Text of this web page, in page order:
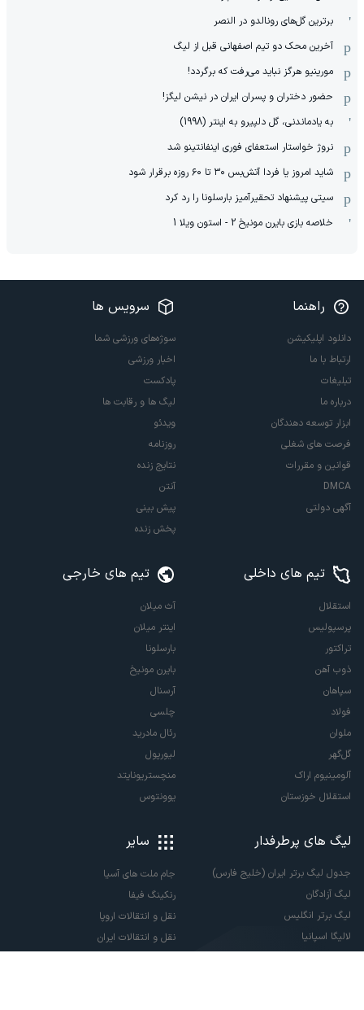
برترین گل‌های رونالدو در النصر
آخرین محک دو تیم اصفهانی قبل از لیگ
مورینیو هرگز نباید می‌رفت که برگردد!
حضور دختران و پسران ایران در نیشن لیگز!
به یادماندنی، گل دلپیرو به اینتر (1998)
نروژ خواستار استعفای فوری اینفانتینو شد
شاید امروز یا فردا آتش‌بس ۳۰ تا ۶۰ روزه برقرار شود
سیتی پیشنهاد تحقیرآمیز بارسلونا را رد کرد
خلاصه بازی بایرن مونیخ 2 - استون ویلا 1
راهنما
دانلود اپلیکیشن
ارتباط با ما
تبلیغات
درباره ما
ابزار توسعه دهندگان
فرصت های شغلی
قوانین و مقررات
DMCA
آگهی دولتی
سرویس ها
سوژه‌های ورزشی شما
اخبار ورزشی
پادکست
لیگ ها و رقابت ها
ویدئو
روزنامه
نتایج زنده
آنتن
پیش بینی
پخش زنده
تیم های داخلی
استقلال
پرسپولیس
تراکتور
ذوب آهن
سپاهان
فولاد
ملوان
گل‌گهر
آلومینیوم اراک
استقلال خوزستان
تیم های خارجی
آث میلان
اینتر میلان
بارسلونا
بایرن مونیخ
آرسنال
چلسی
رئال مادرید
لیورپول
منچستریونایتد
یوونتوس
لیگ های پرطرفدار
جدول لیگ برتر ایران (خلیج فارس)
لیگ آزادگان
لیگ برتر انگلیس
لالیگا اسپانیا
سایر
جام ملت های آسیا
رنکینگ فیفا
نقل و انتقالات اروپا
نقل و انتقالات ایران